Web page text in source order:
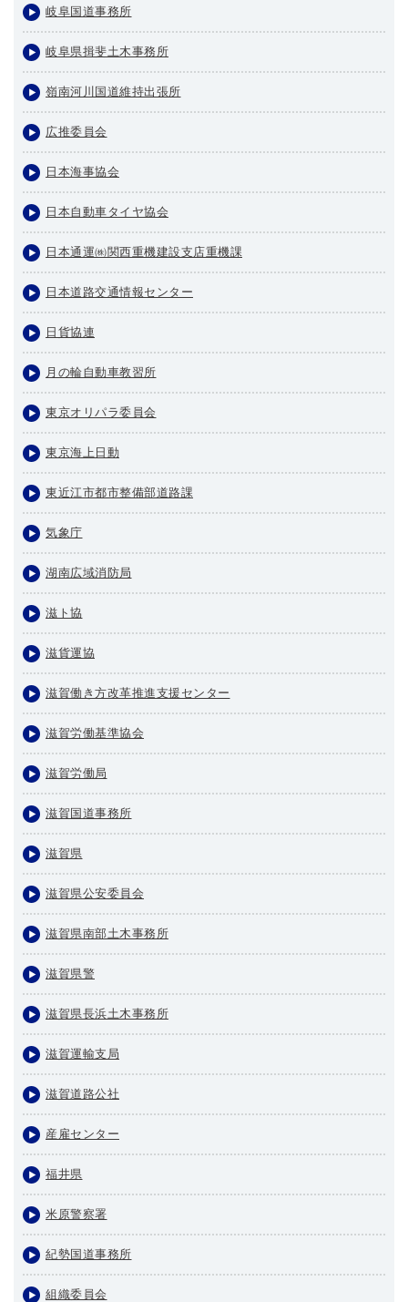
岐阜国道事務所
岐阜県揖斐土木事務所
嶺南河川国道維持出張所
広推委員会
日本海事協会
日本自動車タイヤ協会
日本通運㈱関西重機建設支店重機課
日本道路交通情報センター
日貨協連
月の輪自動車教習所
東京オリパラ委員会
東京海上日動
東近江市都市整備部道路課
気象庁
湖南広域消防局
滋ト協
滋貨運協
滋賀働き方改革推進支援センター
滋賀労働基準協会
滋賀労働局
滋賀国道事務所
滋賀県
滋賀県公安委員会
滋賀県南部土木事務所
滋賀県警
滋賀県長浜土木事務所
滋賀運輸支局
滋賀道路公社
産雇センター
福井県
米原警察署
紀勢国道事務所
組織委員会